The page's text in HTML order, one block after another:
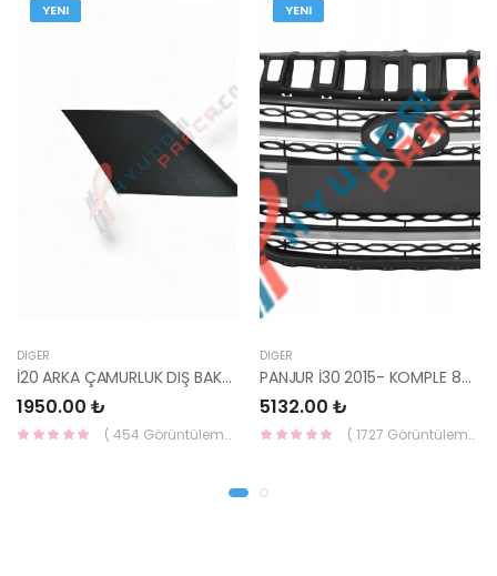
YENI
DIĞER
İ20 ARKA ÇAMURLUK DIŞ BAKALİTİ SOL 2015- ( PARLAK SİYAH ) 87360-C8000-YS
1950.00 ₺
( 454 Görüntüleme )
YENI
DIĞER
PANJUR İ30 2015- KOMPLE 86350-A6800-YS
5132.00 ₺
( 1727 Görüntüleme )